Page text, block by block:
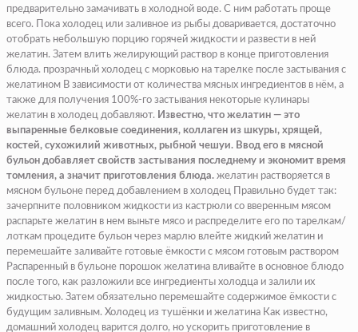
предварительно замачивать в холодной воде. С ним работать проще
всего. Пока холодец или заливное из рыбы доваривается, достаточно
отобрать небольшую порцию горячей жидкости и развести в ней
желатин. Затем влить желирующий раствор в конце приготовления
блюда. прозрачный холодец с морковью на тарелке после застывания с
желатином В зависимости от количества мясных ингредиентов в нём, а
также для получения 100%-го застывания некоторые кулинары
желатин в холодец добавляют. Известно, что желатин — это
выпаренные белковые соединения, коллаген из шкуры, хрящей,
костей, сухожилий животных, рыбной чешуи. Ввод его в мясной
бульон добавляет свойств застывания последнему и экономит время
томления, а значит приготовления блюда. желатин растворяется в
мясном бульоне перед добавлением в холодец Правильно будет так:
зачерпните половником жидкости из кастрюли со вверенным мясом
распарьте желатин в нем выньте мясо и распределите его по тарелкам/
лоткам процедите бульон через марлю влейте жидкий желатин и
перемешайте заливайте готовые ёмкости с мясом готовым раствором
Распаренный в бульоне порошок желатина вливайте в основное блюдо
после того, как разложили все ингредиенты холодца и залили их
жидкостью. Затем обязательно перемешайте содержимое ёмкости с
будущим заливным. Холодец из тушёнки и желатина Как известно,
домашний холодец варится долго, но ускорить приготовление в